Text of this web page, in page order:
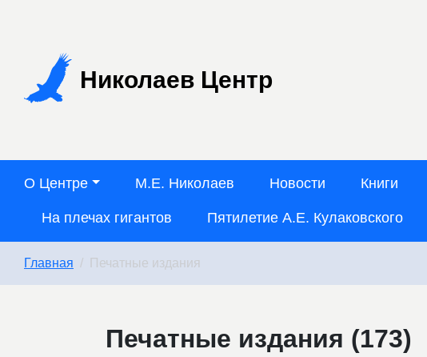
Николаев Центр
О Центре М.Е. Николаев Новости Книги
На плечах гигантов Пятилетие А.Е. Кулаковского
Главная Печатные издания
Печатные издания (173)